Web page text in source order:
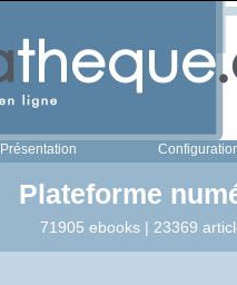
Présentation
Plateforme
71905 ebooks | 23369